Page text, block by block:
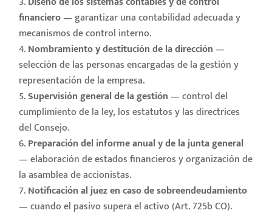
financiero— garantizar una contabilidad adecuada y
mecanismos de control interno.
Nombramiento y destitución de la dirección—
selección de las personas encargadas de la gestión y
representación de la empresa.
Supervisión general de la gestión— control del
cumplimiento de la ley, los estatutos y las directrices
del Consejo.
Preparación del informe anual y de la junta general
— elaboración de estados financieros y organización de
la asamblea de accionistas.
Notificación al juez en caso de sobreendeudamiento
— cuando el pasivo supera el activo (Art. 725b CO).